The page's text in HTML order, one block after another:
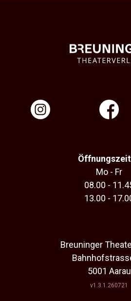
Mo - Fr
08.00 -
13.00 -
Breuninger
5001 Aarau
v1.3.1.260721